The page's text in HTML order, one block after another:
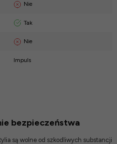
Nie
Tak
Nie
Impuls
bezpieczeństwa
są wolne od szkodliwych substancji